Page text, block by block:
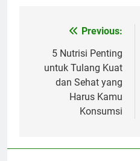
Navigasi
pos
Previous:
5 Nutrisi Penting
untuk Tulang Kuat
dan Sehat yang
Harus Kamu
Konsumsi